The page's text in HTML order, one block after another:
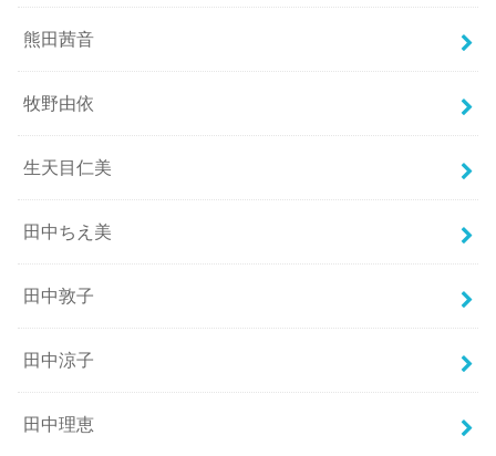
熊田茜音
牧野由依
生天目仁美
田中ちえ美
田中敦子
田中涼子
田中理恵